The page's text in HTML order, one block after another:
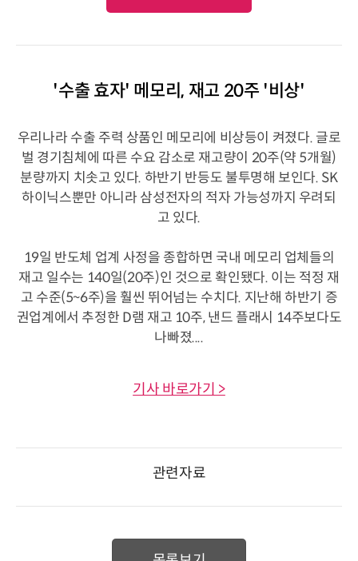
'수출 효자' 메모리, 재고 20주 '비상'
우리나라 수출 주력 상품인 메모리에 비상등이 켜졌다. 글로
벌 경기침체에 따른 수요 감소로 재고량이 20주(약 5개월)
분량까지 치솟고 있다. 하반기 반등도 불투명해 보인다. SK
하이닉스뿐만 아니라 삼성전자의 적자 가능성까지 우려되
고 있다.
19일 반도체 업계 사정을 종합하면 국내 메모리 업체들의
재고 일수는 140일(20주)인 것으로 확인됐다. 이는 적정 재
고 수준(5~6주)을 훨씬 뛰어넘는 수치다. 지난해 하반기 증
권업계에서 추정한 D램 재고 10주, 낸드 플래시 14주보다도
나빠졌....
기사 바로가기 >
관련자료